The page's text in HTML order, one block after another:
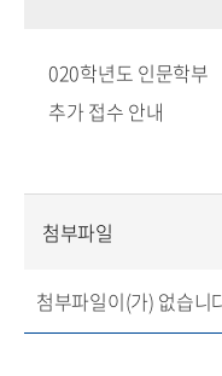
020학년도 인문학부
추가 접수 안내
첨부파일
첨부파일이(가) 없습니